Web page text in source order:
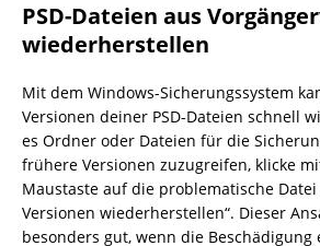
PSD-Dateien aus
wiederherstellen
Mit dem Windows-Sicherungssystem
Versionen deiner PSD-Dateien schnell
es Ordner oder Dateien für die
frühere Versionen zuzugreifen, klicke
Maustaste auf die problematische
Versionen wiederherstellen“. Dieser
besonders gut, wenn die Beschädigung